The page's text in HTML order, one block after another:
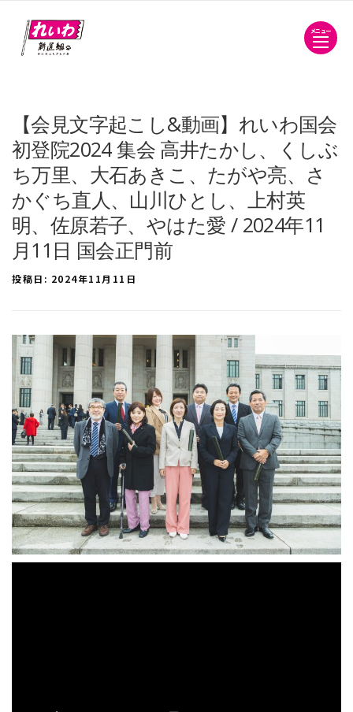
メニュー
【会見文字起こし&動画】れいわ国会
初登院2024 集会 高井たかし、くしぶ
ち万里、大石あきこ、たがや亮、さ
かぐち直人、山川ひとし、上村英
明、佐原若子、やはた愛 / 2024年11
月11日 国会正門前
投稿日: 2024年11月11日